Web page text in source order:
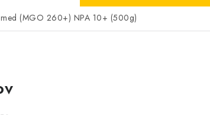
med (MGO 260+) NPA 10+ (500g)